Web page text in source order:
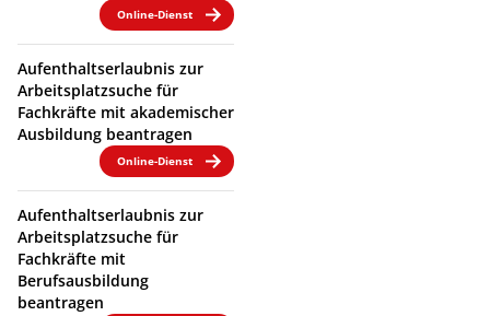
Online-Dienst
Aufenthaltserlaubnis zur
Arbeitsplatzsuche für
Fachkräfte mit akademischer
Ausbildung beantragen
Online-Dienst
Aufenthaltserlaubnis zur
Arbeitsplatzsuche für
Fachkräfte mit
Berufsausbildung
beantragen